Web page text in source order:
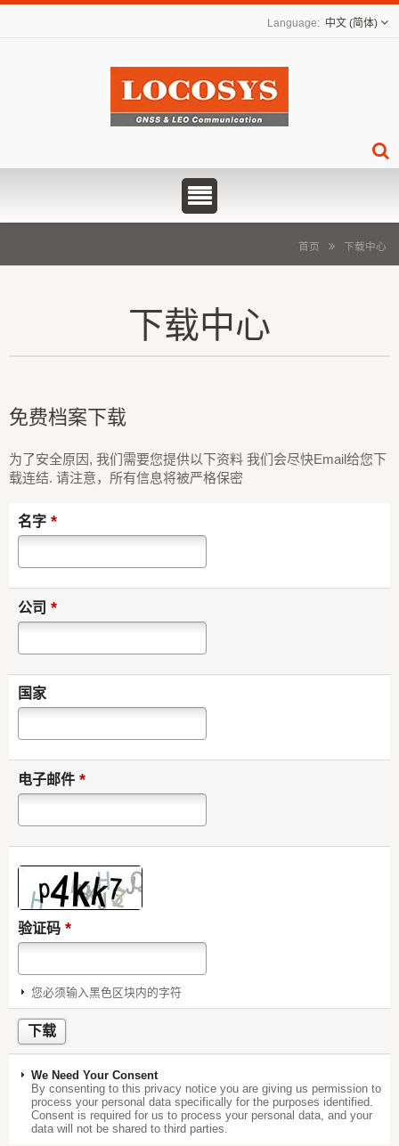
中文 (简体)
首页 下载中心
下载中心
免费档案下载
为了安全原因, 我们需要您提供以下资料 我们会尽快Email给您下
载连结. 请注意，所有信息将被严格保密
名字 *
公司 *
国家
电子邮件 *
验证码 *
您必须输入黑色区块内的字符
We Need Your Consent
By consenting to this privacy notice you are giving us permission to
process your personal data specifically for the purposes identified.
Consent is required for us to process your personal data, and your
data will not be shared to third parties.